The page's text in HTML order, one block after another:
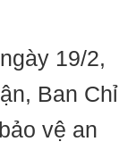
19/2,
Ban Chỉ
vệ an